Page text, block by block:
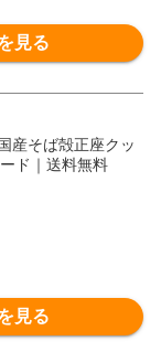
見る
産そば殻正座クッ
ド｜送料無料
見る